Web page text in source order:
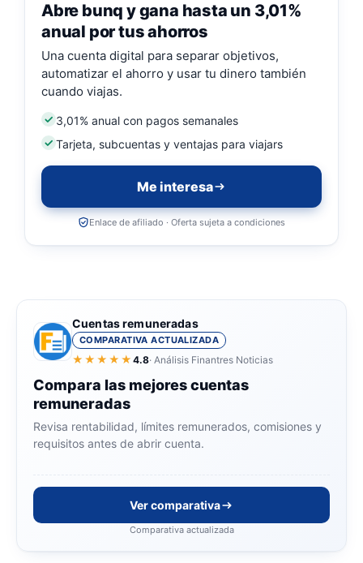
Abre bunq y gana hasta un 3,01%
anual por tus ahorros
Una cuenta digital para separar objetivos,
automatizar el ahorro y usar tu dinero también
cuando viajas.
3,01% anual con pagos semanales
Tarjeta, subcuentas y ventajas para viajars
Me interesa
Enlace de afiliado · Oferta sujeta a condiciones
Cuentas remuneradas
COMPARATIVA ACTUALIZADA
★★★★★ 4.8· Análisis Finantres Noticias
Compara las mejores cuentas
remuneradas
Revisa rentabilidad, límites remunerados, comisiones y
requisitos antes de abrir cuenta.
Ver comparativa
Comparativa actualizada